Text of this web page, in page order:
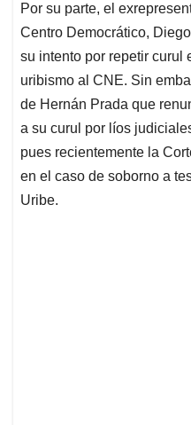
Por su parte, el
Centro Democrático,
su intento por repetir curul
uribismo al CNE. Sin
de Hernán Prada que
a su curul por líos
pues recientemente la
en el caso de soborno a
Uribe.